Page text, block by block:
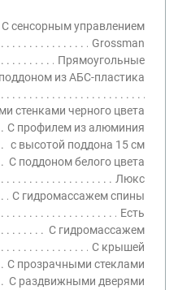
С сенсорным управлением
Grossman
Прямоугольные
из АБС-пластика
стенками черного цвета
С профилем из алюминия
с высотой поддона 15 см
С поддоном белого цвета
Люкс
С гидромассажем спины
Есть
С гидромассажем
С крышей
С прозрачными стеклами
С раздвижными дверями